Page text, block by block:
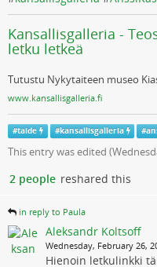
Kansallisgalleria -
letku letkeä
Tutustu Nykytaiteen museo
www.kansallisgalleria.fi
#taide #kansallisgalleria #
This entry was edited (
2 people reshared this
in reply to Paula
Aleksandr Koltsoff
Wednesday, February 26,
Hienoin letkulinkki